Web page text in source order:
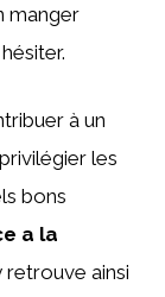
manger
à un
les
bons
a la
ainsi